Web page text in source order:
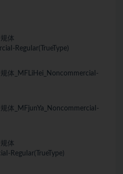
体
ReguIar(TrueType)
体_MFLiHei_NoncommerciaI-
体_MFjunYa_NoncommerciaI-
体
ReguIar(TrueType)